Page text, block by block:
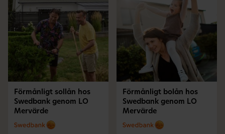
Förmånligt sollån hos
Swedbank genom LO
Mervärde
Förmånligt bolån hos
Swedbank genom LO
Mervärde